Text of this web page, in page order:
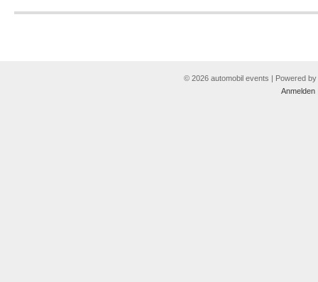
© 2026 automobil events | Powered by
Anmelden|